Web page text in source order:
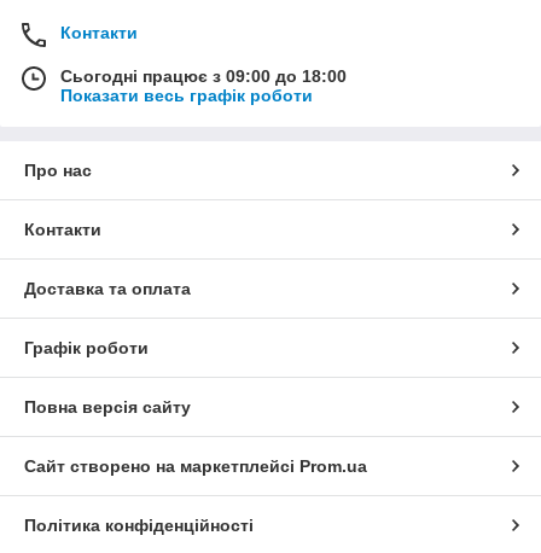
Контакти
Сьогодні працює з 09:00 до 18:00
Показати весь графік роботи
Про нас
Контакти
Доставка та оплата
Графік роботи
Повна версія сайту
Сайт створено на маркетплейсі Prom.ua
Політика конфіденційності